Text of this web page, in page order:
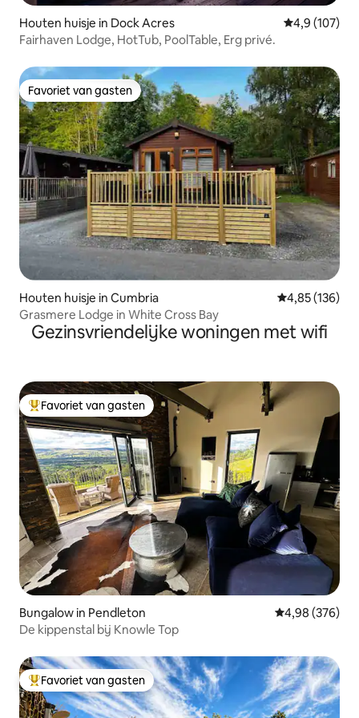
Houten huisje in Dock Acres Gemiddelde
4,9 (107)
Fairhaven Lodge, HotTub, PoolTable, Erg privé.
Favoriet van gasten
Favoriet van gasten
Houten huisje in Cumbria Gemiddelde
4,85 (136)
Grasmere Lodge in White Cross Bay
Gezinsvriendelijke woningen met wifi
Topfavoriet van gasten
Favoriet van gasten
Bungalow in Pendleton Gemiddelde
4,98 (376)
De kippenstal bij Knowle Top
Topfavoriet van gasten
Favoriet van gasten